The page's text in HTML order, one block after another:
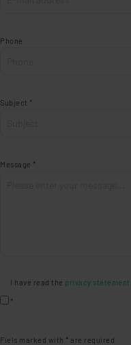
Phone
Subject *
Message *
I have read the privacy statement
*
Fiels marked with * are required